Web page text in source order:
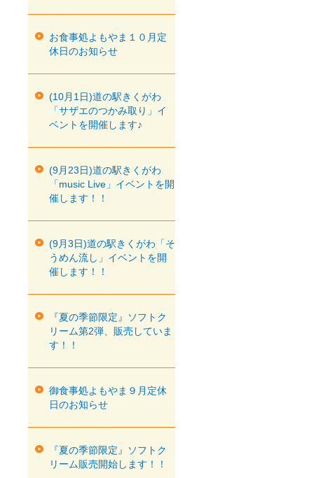
お食事処よもやま１０月定
休日のお知らせ
(10月1日)道の駅きくがわ
「サザエのつかみ取り」イ
ベントを開催します♪
(9月23日)道の駅きくがわ
「music Live」イベントを開
催します！！
(9月3日)道の駅きくがわ「そ
うめん流し」イベントを開
催します！！
『夏の季節限定』ソフトク
リーム第2弾、販売していま
す！！
御食事処よもやま９月定休
日のお知らせ
『夏の季節限定』ソフトク
リーム販売開始します！！